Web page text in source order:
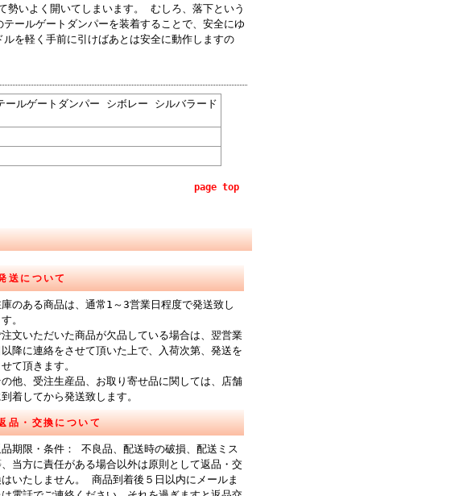
勢いよく開いてしまいます。 むしろ、落下という
ールゲートダンパーを装着することで、安全にゆ
を軽く手前に引けばあとは安全に動作しますの
ールゲートダンパー シボレー シルバラード
page top
送について
庫のある商品は、通常1～3営業日程度で発送致し
。
注文いただいた商品が欠品している場合は、翌営業
以降に連絡をさせて頂いた上で、入荷次第、発送を
て頂きます。
の他、受注生産品、お取り寄せ品に関しては、店舗
到着してから発送致します。
品・交換について
品期限・条件： 不良品、配送時の破損、配送ミス
、当方に責任がある場合以外は原則として返品・交
はいたしません。 商品到着後５日以内にメールま